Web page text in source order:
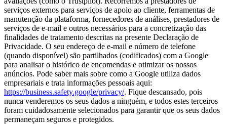
serviços externos para serviços de apoio ao cliente, ferramentas de
manutenção da plataforma, fornecedores de análises, prestadores de
serviços de e-mail e outros necessários para a concretização das
finalidades de tratamento descritas na presente Declaração de
Privacidade. O seu endereço de e-mail e número de telefone
(quando disponível) são partilhados (codificados) com a Google
para analisar o histórico de encomendas e otimizar os nossos
anúncios. Pode saber mais sobre como a Google utiliza dados
empresariais e trata informações pessoais aqui:
https://business.safety.google/privacy/. Fique descansado, pois
nunca venderemos os seus dados a ninguém, e todos estes terceiros
foram cuidadosamente selecionados para garantir que os seus dados
permaneçam seguros e protegidos.